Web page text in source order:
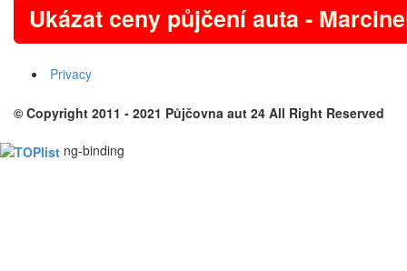
Ukázat ceny půjčení auta -
Privacy
© Copyright 2011 - 2021 Půjčovna aut 24 All Right Reserved
ng-binding